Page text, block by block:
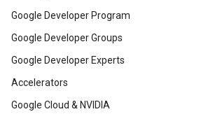
Google Developer Program
Google Developer Groups
Google Developer Experts
Accelerators
Google Cloud & NVIDIA